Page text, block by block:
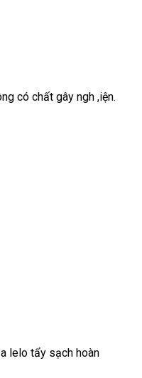
có chất gây ngh ,iện.
lelo tẩy sạch hoàn